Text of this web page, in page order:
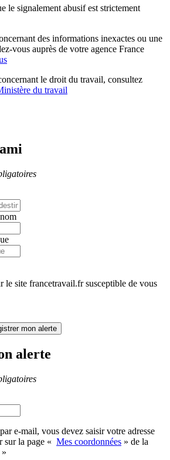
le signalement abusif est strictement
des informations inexactes ou une
vous auprès de votre agence France
le droit du travail, consultez
du travail
le site francetravail.fr susceptible de vous
mon alerte
alerte
e-mail, vous devez saisir votre adresse
sur la page « Mes coordonnées » de la